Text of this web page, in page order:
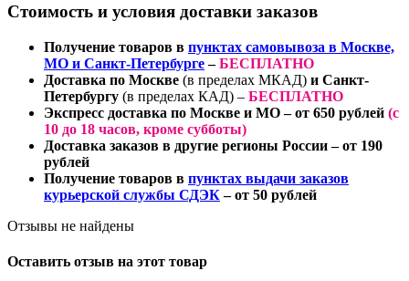
Стоимость и условия доставки заказов
Получение товаров в пунктах самовывоза в Москве,
МО и Санкт-Петербурге–БЕСПЛАТНО
Доставка по Москве (в пределах МКАД) и Санкт-
Петербургу (в пределах КАД) – БЕСПЛАТНО
Экспресс доставка по Москве и МО– от 650 рублей (с
10 до 18 часов, кроме субботы)
Доставка заказов в другие регионы России– от 190
рублей
Получение товаров в пунктах выдачи заказов
курьерской службы СДЭК– от 50 рублей
Отзывы не найдены
Оставить отзыв на этот товар